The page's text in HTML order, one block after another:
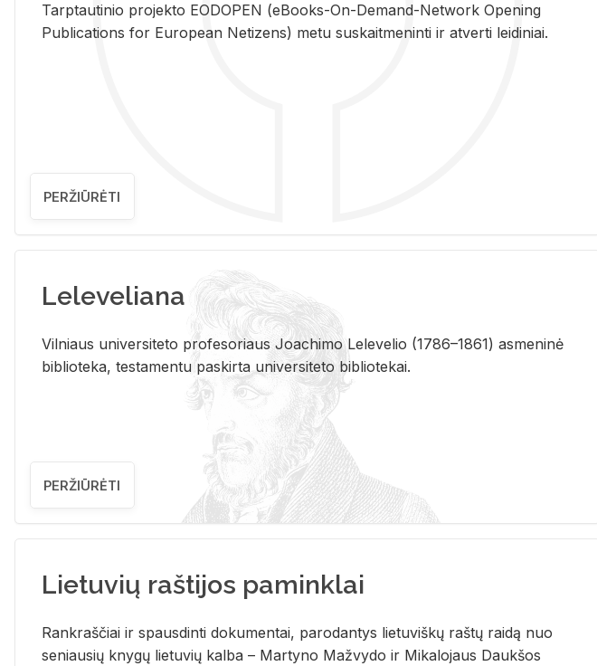
Tarp­tau­ti­nio pro­jek­to EO­DO­PEN (eBo­oks-On-De­mand-Ne­twork Ope­ning
Pub­li­ca­tions for Eu­ro­pe­an Ne­ti­zens) metu su­skait­me­nin­ti ir at­ver­ti lei­di­niai.
PERŽIŪRĖTI
Leleveliana
Vil­niaus uni­ver­si­te­to pro­fe­so­riaus Jo­a­chi­mo Le­le­ve­lio (1786–1861) as­me­ni­nė
bi­b­lio­te­ka, te­sta­men­tu pa­skir­ta uni­ver­si­te­to bi­b­lio­te­kai.
PERŽIŪRĖTI
Lietuvių raštijos paminklai
Rank­raš­čiai ir spaus­din­ti do­ku­men­tai, pa­ro­dan­tys lie­tu­viš­kų raš­tų rai­dą nuo
se­niau­sių kny­gų lie­tu­vių kal­ba – Mar­ty­no Ma­žvy­do ir Mi­ka­lo­jaus Dauk­šos